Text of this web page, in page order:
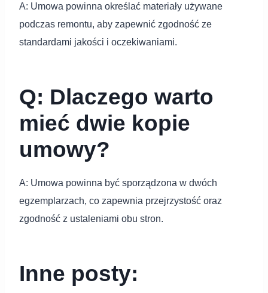
A: Umowa powinna określać materiały używane
podczas remontu, aby zapewnić zgodność ze
standardami jakości i oczekiwaniami.
Q: Dlaczego warto
mieć dwie kopie
umowy?
A: Umowa powinna być sporządzona w dwóch
egzemplarzach, co zapewnia przejrzystość oraz
zgodność z ustaleniami obu stron.
Inne posty: